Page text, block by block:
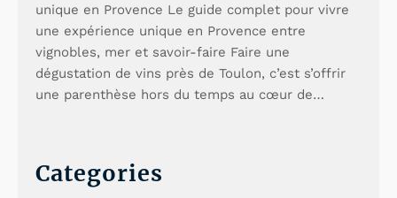
unique en Provence Le guide complet pour vivre
une expérience unique en Provence entre
vignobles, mer et savoir-faire Faire une
dégustation de vins près de Toulon, c’est s’offrir
une parenthèse hors du temps au cœur de…
Categories